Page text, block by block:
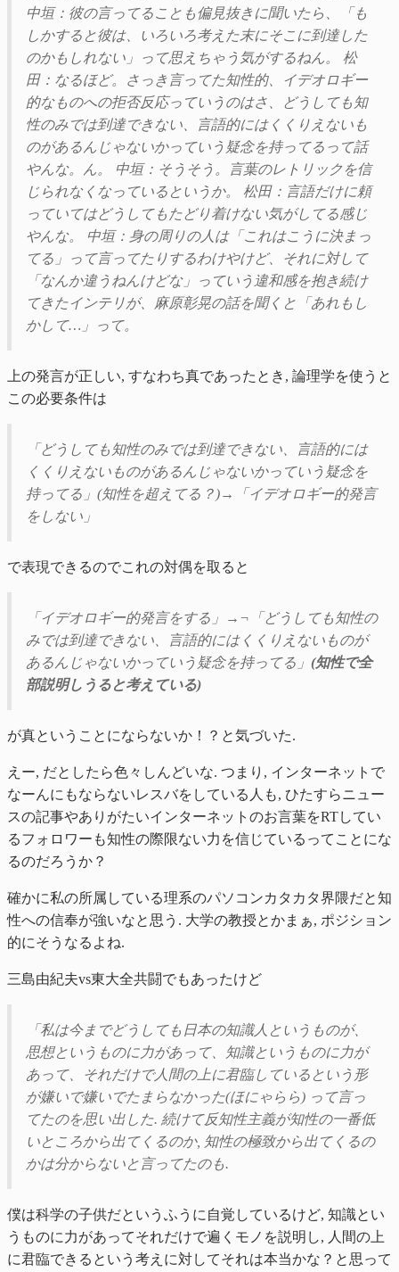
中垣：彼の言ってることも偏見抜きに聞いたら、「も
しかすると彼は、いろいろ考えた末にそこに到達した
のかもしれない」って思えちゃう気がするねん。 松
田：なるほど。さっき言ってた知性的、イデオロギー
的なものへの拒否反応っていうのはさ、どうしても知
性のみでは到達できない、言語的にはくくりえないも
のがあるんじゃないかっていう疑念を持ってるって話
やんな。ん。 中垣：そうそう。言葉のレトリックを信
じられなくなっているというか。 松田：言語だけに頼
っていてはどうしてもたどり着けない気がしてる感じ
やんな。 中垣：身の周りの人は「これはこうに決まっ
てる」って言ってたりするわけやけど、それに対して
「なんか違うねんけどな」っていう違和感を抱き続け
てきたインテリが、麻原彰晃の話を聞くと「あれもし
かして…」って。
上の発言が正しい, すなわち真であったとき, 論理学を使うと
この必要条件は
「どうしても知性のみでは到達できない、言語的には
くくりえないものがあるんじゃないかっていう疑念を
持ってる」(知性を超えてる？)→「イデオロギー的発言
をしない」
で表現できるのでこれの対偶を取ると
「イデオロギー的発言をする」→¬「どうしても知性の
みでは到達できない、言語的にはくくりえないものが
あるんじゃないかっていう疑念を持ってる」 (知性で全
部説明しうると考えている)
が真ということにならないか！？と気づいた.
えー, だとしたら色々しんどいな. つまり, インターネットで
なーんにもならないレスバをしている人も, ひたすらニュー
スの記事やありがたいインターネットのお言葉をRTしてい
るフォロワーも知性の際限ない力を信じているってことにな
るのだろうか？
確かに私の所属している理系のパソコンカタカタ界隈だと知
性への信奉が強いなと思う. 大学の教授とかまぁ, ポジション
的にそうなるよね.
三島由紀夫vs東大全共闘でもあったけど
「私は今までどうしても日本の知識人というものが、
思想というものに力があって、知識というものに力が
あって、それだけで人間の上に君臨しているという形
が嫌いで嫌いでたまらなかった(ほにゃらら) って言っ
てたのを思い出した. 続けて反知性主義が知性の一番低
いところから出てくるのか, 知性の極致から出てくるの
かは分からないと言ってたのも.
僕は科学の子供だというふうに自覚しているけど, 知識とい
うものに力があってそれだけで遍くモノを説明し, 人間の上
に君臨できるという考えに対してそれは本当かな？と思って